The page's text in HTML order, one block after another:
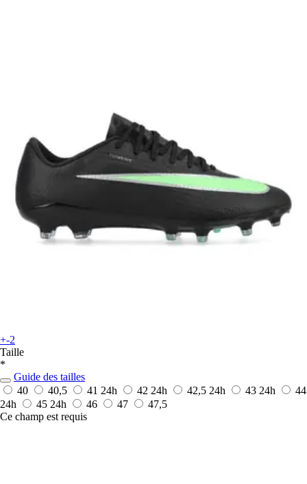
+-2
Taille
*
Guide des tailles
40
40,5 41 24h 42 24h 42,5 24h 43 24h
44
24h
45 24h 46 47
47,5
Ce champ est requis